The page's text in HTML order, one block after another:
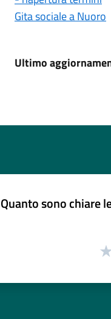
Gita sociale a Nuoro
Ultimo
Quanto sono chiare